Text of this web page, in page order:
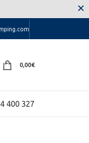
0,00€
400 327
✕